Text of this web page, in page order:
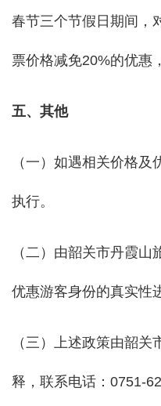
春节三个节假日期间，
票价格减免20%的优惠
五、其他
（一）如遇相关价格
执行。
（二）由韶关市丹霞
优惠游客身份的真实性
（三）上述政策由韶
释，联系电话：0751-